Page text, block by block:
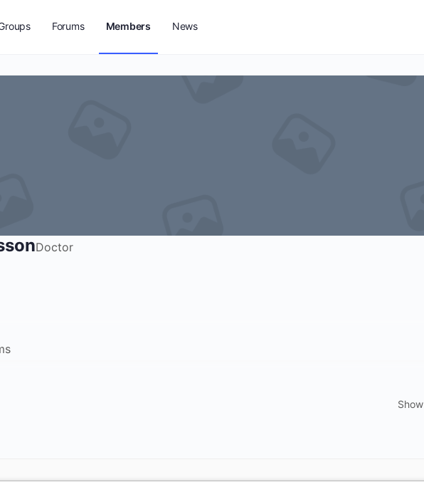
Forums Members News
Doctor
Show